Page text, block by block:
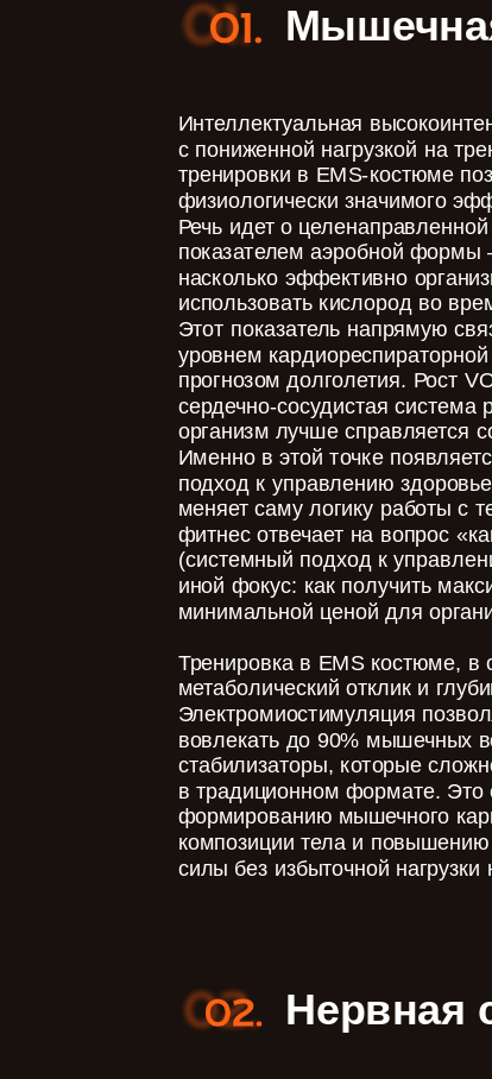
Интеллектуальная
с пониженной нагрузкой на
тренировки в EMS-костюме
физиологически значимого
Речь идет о
показателем аэробной формы
насколько эффективно
использовать кислород во
Этот показатель напрямую
уровнем
прогнозом долголетия. Рост
сердечно-сосудистая система
организм лучше справляется
Именно в этой точке
подход к управлению
меняет саму логику работы с
фитнес отвечает на вопрос
(системный подход к
иной фокус: как получить
минимальной ценой для
Тренировка в EMS костюме, в
метаболический отклик и
Электромиостимуляция
вовлекать до 90% мышечных
стабилизаторы, которые
в традиционном формате. Это
формированию мышечного
композиции тела и
силы без избыточной
Нервная